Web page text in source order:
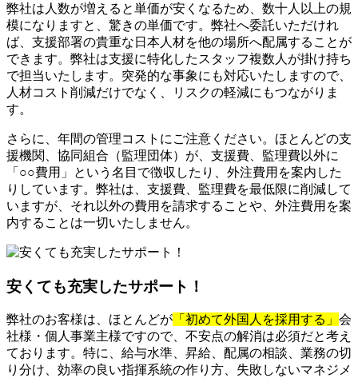
弊社は人数が増えると単価が安くなるため、数十人以上の規
模になりますと、驚きの単価です。弊社へ委託いただけれ
ば、支援部署の貴重な日本人材を他の場所へ配属することが
できます。弊社は支援に特化したスタッフ複数人が掛け持ち
で担当いたします。突発的な事象にも対応いたしますので、
人材コスト削減だけでなく、リスクの軽減にもつながりま
す。
さらに、年間の管理コストにご注意ください。ほとんどの支
援機関、協同組合（監理団体）が、支援費、監理費以外に
「○○費用」という名目で徴収したり、外注費用を案内した
りしています。弊社は、支援費、監理費を最低限に削減して
いますが、それ以外の費用を請求することや、外注費用を案
内することは一切いたしません。
安くても充実したサポート！
弊社のお客様は、ほとんどが 「初めて外国人を採用する」 会
社様・個人事業主様ですので、不安点の解消は必須だと考え
ております。特に、給与水準、昇給、配属の相談、業務の切
り分け、効率の良い指揮系統の作り方、失敗しないマネジメ